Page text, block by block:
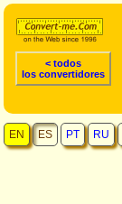
< todos
los convertidores
EN ES PT RU